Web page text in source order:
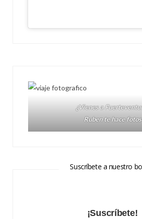
¿Vienes a
Ruben te hace fotos
Suscríbete a nuestro
¡Suscríbete!